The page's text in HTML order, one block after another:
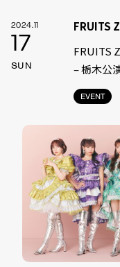
2024.11
17
SUN
EVENT
FRUITS
FRUITS
– 栃木公